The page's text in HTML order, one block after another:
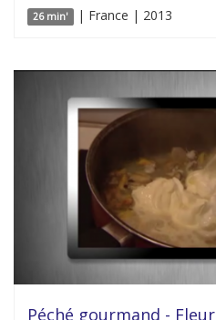
26 min' | France | 2013
Péché gourmand -